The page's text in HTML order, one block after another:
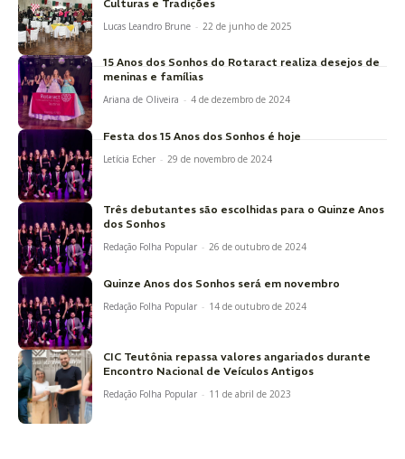
Culturas e Tradições
Lucas Leandro Brune - 22 de junho de 2025
15 Anos dos Sonhos do Rotaract realiza desejos de
meninas e famílias
Ariana de Oliveira - 4 de dezembro de 2024
Festa dos 15 Anos dos Sonhos é hoje
Letícia Echer - 29 de novembro de 2024
Três debutantes são escolhidas para o Quinze Anos
dos Sonhos
Redação Folha Popular - 26 de outubro de 2024
Quinze Anos dos Sonhos será em novembro
Redação Folha Popular - 14 de outubro de 2024
CIC Teutônia repassa valores angariados durante
Encontro Nacional de Veículos Antigos
Redação Folha Popular - 11 de abril de 2023